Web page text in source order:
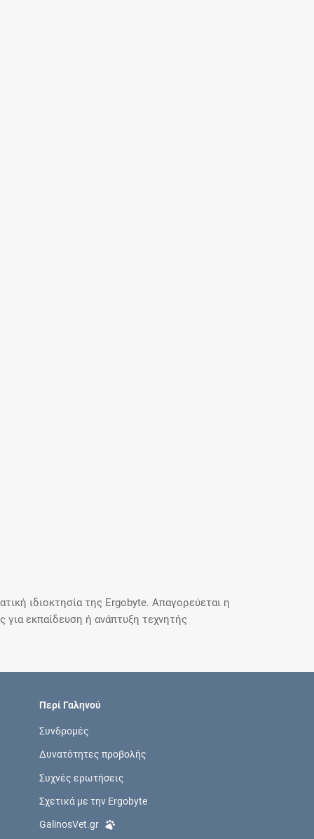
ιδιοκτησία της Ergobyte. Απαγορεύεται η
εκπαίδευση ή ανάπτυξη τεχνητής
Περί Γαληνού
Συνδρομές
Δυνατότητες προβολής
Συχνές ερωτήσεις
Σχετικά με την Ergobyte
GalinosVet.gr